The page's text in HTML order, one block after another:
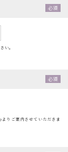
い。
りご案内させていただきま